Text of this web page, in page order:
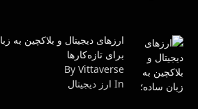
ارزهای دیجیتال و بلاکچین به
برای تازه‌کارها
By Vittaverse
In ارز دیجیتال